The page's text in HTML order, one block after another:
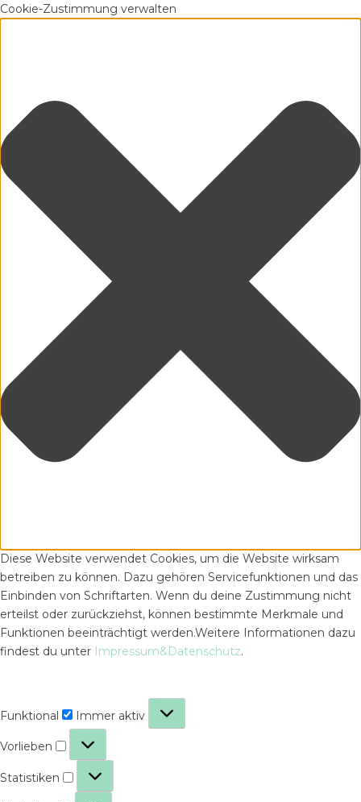
Cookie-Zustimmung verwalten
Diese Website verwendet Cookies, um die Website wirksam
betreiben zu können. Dazu gehören Servicefunktionen und das
Einbinden von Schriftarten. Wenn du deine Zustimmung nicht
erteilst oder zurückziehst, können bestimmte Merkmale und
Funktionen beeinträchtigt werden.Weitere Informationen dazu
findest du unter Impressum&Datenschutz.
Funktional Immer aktiv
Vorlieben
Statistiken